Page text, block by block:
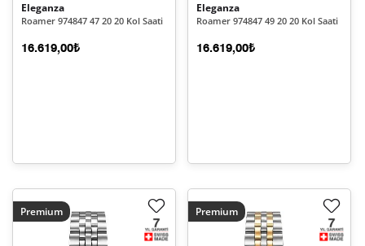
Eleganza
Roamer 974847 47 20 20 Kol Saati
16.619,00₺
Eleganza
Roamer 974847 49 20 20 Kol Saati
16.619,00₺
Premium Premium